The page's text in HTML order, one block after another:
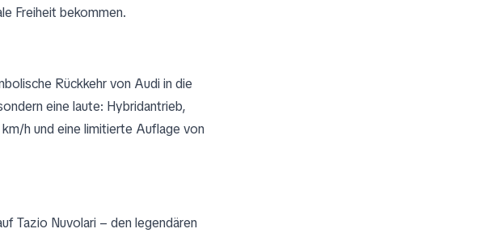
Freiheit bekommen.
Rückkehr von Audi in die
eine laute: Hybridantrieb,
h und eine limitierte Auflage von
Tazio Nuvolari – den legendären